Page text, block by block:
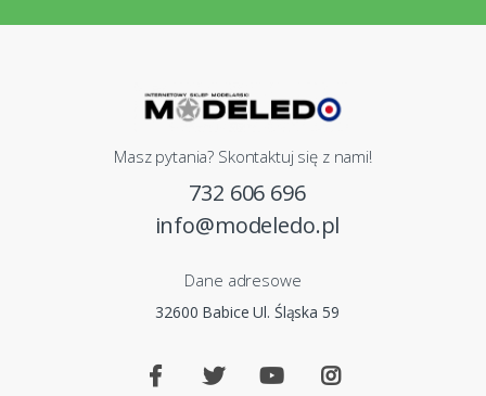
Masz pytania? Skontaktuj się z nami!
732 606 696
info@modeledo.pl
Dane adresowe
32600 Babice Ul. Śląska 59